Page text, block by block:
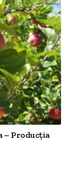
– Producția